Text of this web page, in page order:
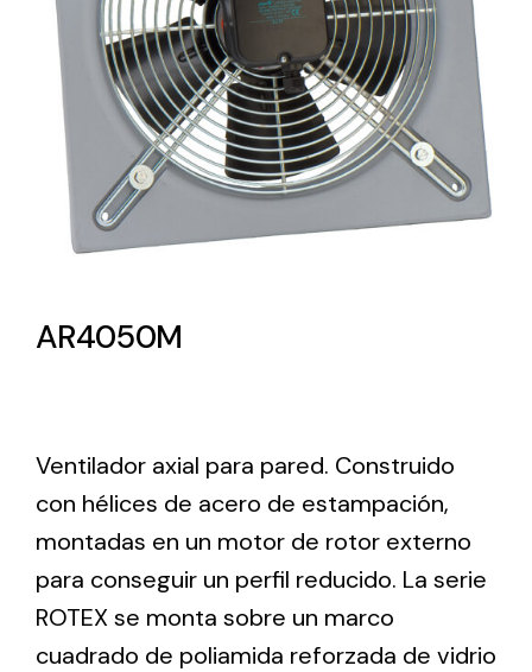
Lighting and Electrical
Equipment
Complete solutions in lighting and electrical
material for each project and need
Ventilation
The incorporation of Novovent into the group
AR4050M
Ventilador axial para pared. Construido
con hélices de acero de estampación,
montadas en un motor de rotor externo
para conseguir un perfil reducido. La serie
ROTEX se monta sobre un marco
cuadrado de poliamida reforzada de vidrio